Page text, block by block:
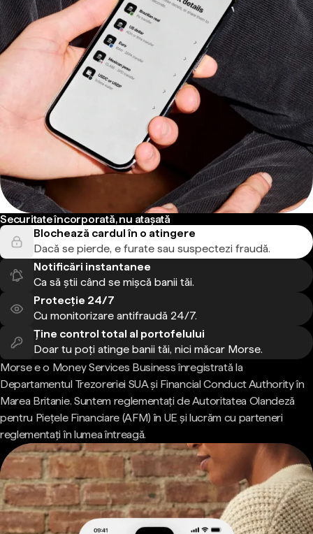
Securitate încorporată, nu atașată
Blochează cardul în o atingere
Dacă se pierde, e furate sau suspectezi fraudă.
Notificări instantanee
Ca să știi când se mișcă banii tăi.
Protecție 24/7
Cu monitorizare antifraudă 24/7.
Ține control total al portofelului
Doar tu poți atinge banii tăi, nici măcar Morse.
Morse e o Money Services Business înregistrată la
Departamentul Trezoreriei SUA și Financial Conduct Authority în
Marea Britanie. Suntem reglementați de Autoritatea Olandeză
pentru Piețele Financiare (AFM) în UE și lucrăm cu parteneri
reglementați în lumea întreagă.